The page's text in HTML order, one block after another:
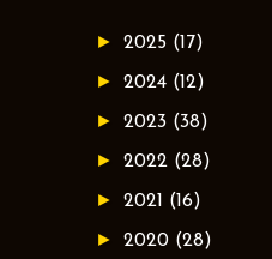
► 2025 (17)
► 2024 (12)
► 2023 (38)
► 2022 (28)
► 2021 (16)
► 2020 (28)